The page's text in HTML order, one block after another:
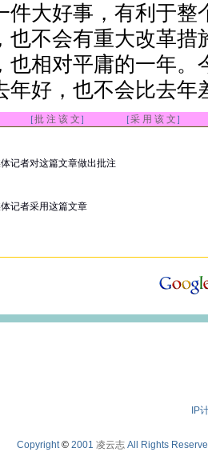
件大好事，有利于整
也不会有重大改革
也相对平庸的一年。
年好，也不会比去年
［批 注 该 文 ］ ［采 用 该 文 ］
记者对这篇文章做出批注
记者采用这篇文章
IP
Copyright© 2001 凌云志 All Rights